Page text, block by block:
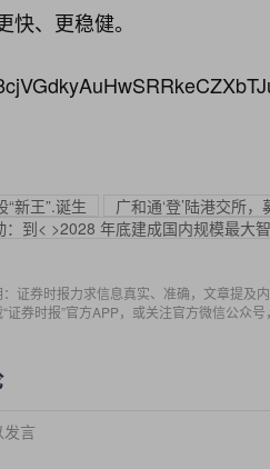
快、更稳健。
“新王”.诞生
广和通‘登’陆港交所
：到< >2028 年底建成国内规模最大
：证券时报力求信息真实、准确，文章提及
“证券时报”官方APP，或关注官方微信公众
发言